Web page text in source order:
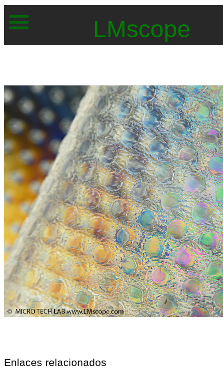
LMscope
Enlaces relacionados